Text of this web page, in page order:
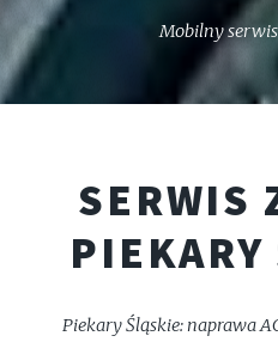
Mobilny
SERWIS
Piekary Śląskie: naprawa